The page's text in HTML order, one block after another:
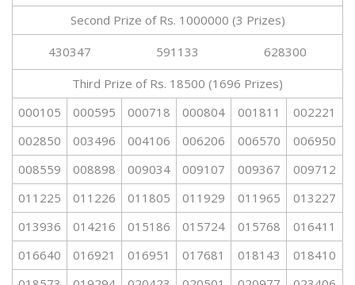
Second Prize of Rs. 1000000 (3 Prizes)
430347
591133
628300
Third Prize of Rs. 18500 (1696 Prizes)
000105
000595 000718 000804 001811
002221
002850
003496 004106 006206 006570
006950
008559
008898 009034 009107 009367
009712
011225
011226 011805 011929 011965
013227
013936
014216 015186 015724 015768
016411
016640
016921 016951 017681 018143
018410